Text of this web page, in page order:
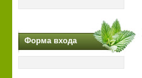
Форма входа